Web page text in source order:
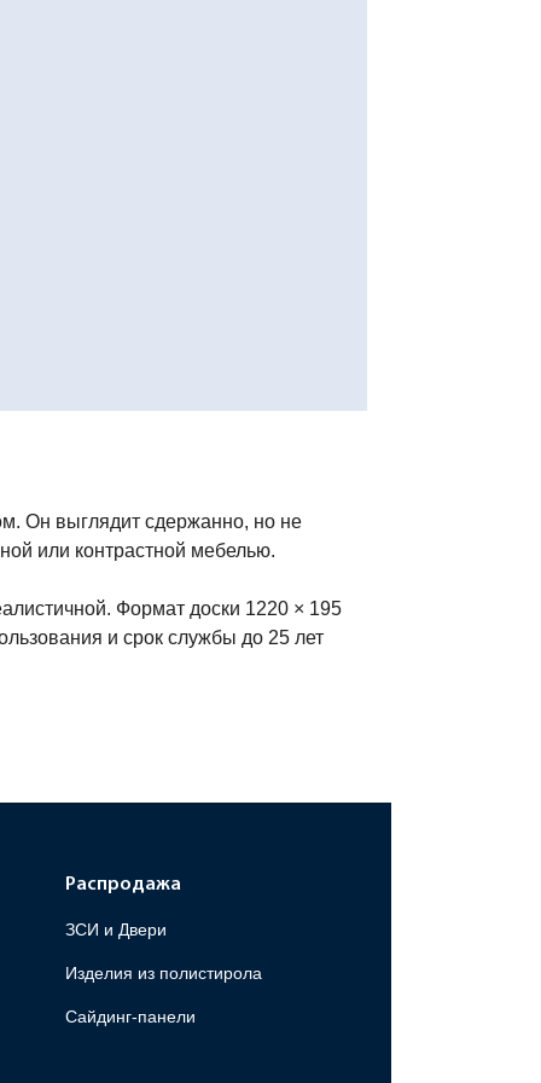
Он выглядит сдержанно, но не
или контрастной мебелью.
Формат доски 1220 × 195
и срок службы до 25 лет
Распродажа
ЗСИ и Двери
Изделия из полистирола
Сайдинг-панели